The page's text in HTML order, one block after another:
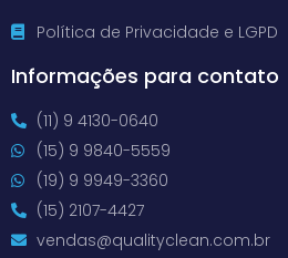
Política de Privacidade e LGPD
Informações para contato
(11) 9 4130-0640
(15) 9 9840-5559
(19) 9 9949-3360
(15) 2107-4427
vendas@qualityclean.com.br